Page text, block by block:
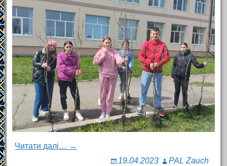
Читати далі… →
19.04.2023
PAL Zauch